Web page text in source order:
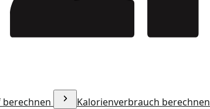
Kalorienverbrauch berechnen